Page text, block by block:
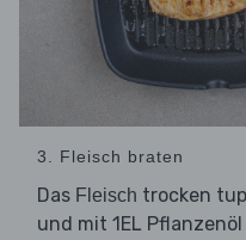
3. Fleisch braten
Das Fleisch trocken
und mit 1EL